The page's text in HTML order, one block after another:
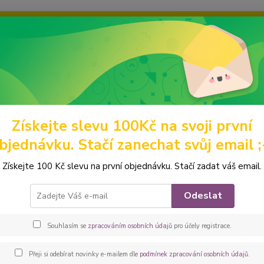
grafiku? Mám jich mnohem víc – napište mi a společně
Hledat
Módní doplňky a drobnosti KOSMETICKÉ TAŠTIČKY A KUFŘÍKY
kosmetická taštička
Získejte slevu 100Kč na svoji první
Stačí zanechat svůj email
Získejte 100 Kč slevu na první objednávku. Stačí zadat váš email.
Odeslat
Souhlasím se zpracováním osobních údajůpro účely registrace.
Přeji si odebírat novinky e-mailem dle podmínek zpracování osobních údajů.